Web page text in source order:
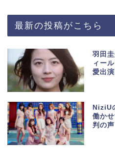
最新の投稿がこちら
羽田
ィー
愛出演
NiziU
働か
判の声